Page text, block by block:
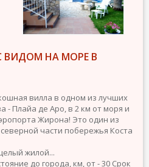
ВИДОМ НА МОРЕ В
вилла в одном из лучших
- Плайа де Аро, в 2 км от моря и
Жирона! Это один из
части побережья Коста
жилой...
до города, км, от - 30 Срок